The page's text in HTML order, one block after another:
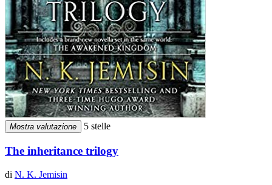
Mostra valutazione 5 stelle
The inheritance trilogy
di N. K. Jemisin